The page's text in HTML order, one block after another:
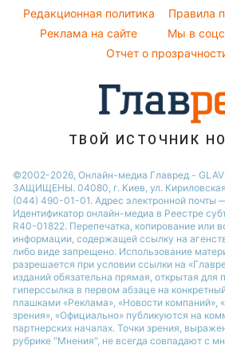
Новости Ровно
Комнатные растения
Авто
Редакционная политика
Правила
Реклама на сайте
Мы в
Отчет о
ТВОЙ ИСТОЧНИК
©2002-2026, Онлайн-медиа Главред -
ЗАЩИЩЕНЫ. 04080, г. Киев, ул.
(044) 490-01-01. Адрес электронной почты
Идентификатор онлайн-медиа в Реестре
R40-01822. Перепечатка, копирование или
информации, содержащей ссылку на
либо виде запрещено. Использование
разрешается при условии ссылки на
изданий обязательна прямая, открытая для
гиперссылка в первом абзаце на
плашками «Реклама», «Новости компаний»,
зрения», «Официально» публикуются на
партнерских началах. Точки зрения,
рубрике "Мнения", не всегда совпадают с